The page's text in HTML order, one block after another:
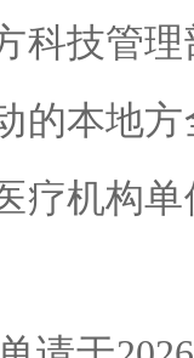
科技管
的本地
疗机构